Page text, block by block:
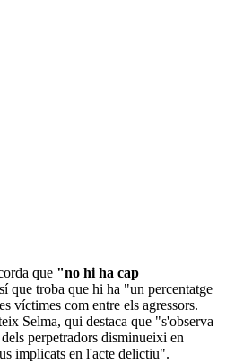
que "no hi ha cap
que troba que hi ha "un percentatge
víctimes com entre els agressors.
Selma, qui destaca que "s'observa
perpetradors disminueixi en
implicats en l'acte delictiu".